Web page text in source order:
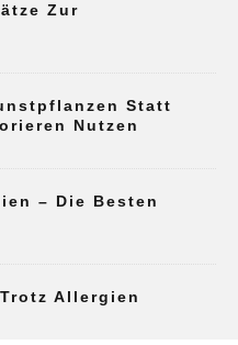
Zur
Statt
Nutzen
– Die Besten
Allergien